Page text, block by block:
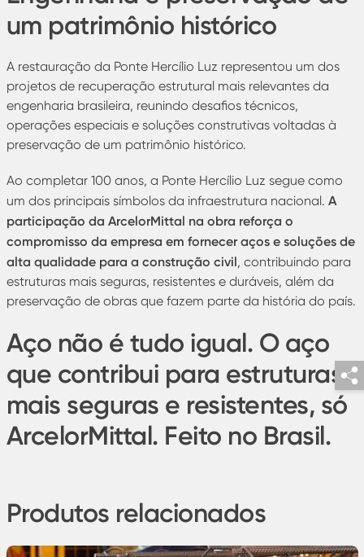
um patrimônio histórico
A restauração da Ponte Hercílio Luz representou um dos
projetos de recuperação estrutural mais relevantes da
engenharia brasileira, reunindo desafios técnicos,
operações especiais e soluções construtivas voltadas à
preservação de um patrimônio histórico.
Ao completar 100 anos, a Ponte Hercílio Luz segue como
um dos principais símbolos da infraestrutura nacional. A
participação da ArcelorMittal na obra reforça o
compromisso da empresa em fornecer aços e soluções de
alta qualidade para a construção civil, contribuindo para
estruturas mais seguras, resistentes e duráveis, além da
preservação de obras que fazem parte da história do país.
Aço não é tudo igual. O aço
que contribui para estruturas
mais seguras e resistentes, só
ArcelorMittal. Feito no Brasil.
Produtos relacionados